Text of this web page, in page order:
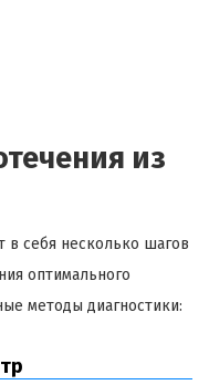
из
в себя несколько шагов
оптимального
методы диагностики: